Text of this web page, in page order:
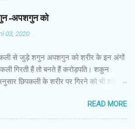
अपशगुन को
03, 2020
से जुड़े शगुन अपशगुन को शरीर के इन अंगों
गिरती हैं तो बनते हैं करोड़पति। शकुन
छिपकली के शरीर पर गिरने को भी शकुन/
है, एक जंगली और एक घरेलू। छिपकली की जंगली
कहा जाता है जबकि घरों में पाई जाने वाली
READ MORE